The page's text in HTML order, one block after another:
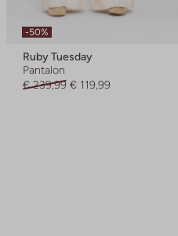
-50%
Ruby Tuesday
Pantalon
€ 239,99 € 119,99